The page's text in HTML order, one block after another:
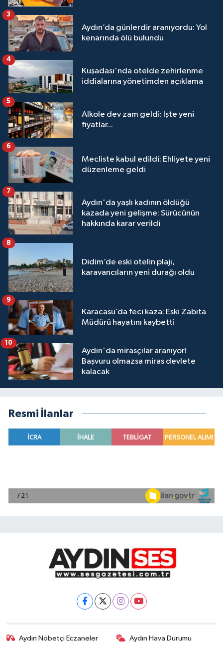
Aydın’da günlerdir aranıyordu: Yol
kenarında ölü bulundu
3
Kuşadası'nda otelde zehirlenme
iddialarına yönetimden açıklama
4
Alkole dev zam geldi: İşte yeni
fiyatlar...
5
Mecliste kabul edildi: Ehliyete yeni
düzenleme geldi
6
Aydın'da yaşlı kadının öldüğü
kazada yeni gelişme: Sürücünün
hakkında karar verildi
7
Didim’de eski otelin plajı,
karavancıların yeni durağı oldu
8
Karacasu’da feci kaza: Eski Zabıta
Müdürü hayatını kaybetti
9
Aydın'da mirasçılar aranıyor!
Başvuru olmazsa miras devlete
kalacak
10
Resmi İlanlar
Aydın Nöbetçi Eczaneler Aydın Hava Durumu